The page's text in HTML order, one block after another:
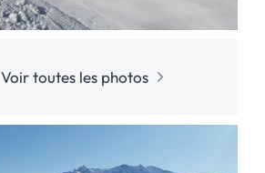
Voir toutes les photos